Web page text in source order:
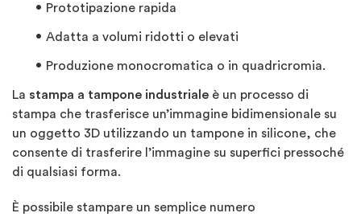
Prototipazione rapida
Adatta a volumi ridotti o elevati
Produzione monocromatica o in quadricromia.
La stampa a tampone industriale è un processo di
stampa che trasferisce un’immagine bidimensionale su
un oggetto 3D utilizzando un tampone in silicone, che
consente di trasferire l’immagine su superfici pressoché
di qualsiasi forma.
È possibile stampare un semplice numero